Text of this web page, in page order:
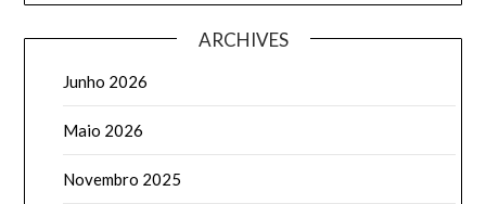
ARCHIVES
Junho 2026
Maio 2026
Novembro 2025